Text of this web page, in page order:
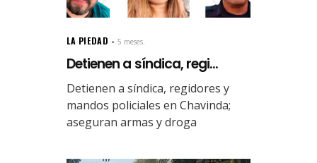
LA PIEDAD 5 meses.
Detienen a síndica, regi...
Detienen a síndica, regidores y
mandos policiales en Chavinda;
aseguran armas y droga